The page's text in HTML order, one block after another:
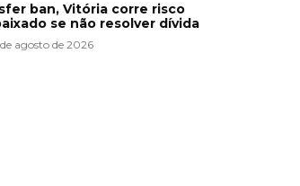
ban, Vitória corre risco
se não resolver dívida
agosto de 2026